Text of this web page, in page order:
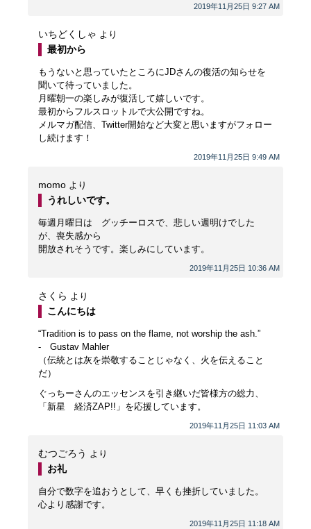
2019年11月25日 9:27 AM
いちどくしゃ より
2019年11月25日 9:49 AM
最初から
もうないと思っていたところにJDさんの復活の知らせを
聞いて待っていました。
月曜朝一の楽しみが復活して嬉しいです。
最初からフルスロットルで大公開ですね。
メルマガ配信、Twitter開始など大変と思いますがフォロー
し続けます！
momo より
2019年11月25日 10:36 AM
うれしいです。
毎週月曜日は グッチーロスで、悲しい週明けでした
が、喪失感から
開放されそうです。楽しみにしています。
さくら より
2019年11月25日 11:03 AM
こんにちは
“Tradition is to pass on the flame, not worship the ash.”
- Gustav Mahler
（伝統とは灰を崇敬することじゃなく、火を伝えること
だ）
ぐっちーさんのエッセンスを引き継いだ皆様方の総力、
「新星 経済ZAP!!」を応援しています。
むつごろう より
2019年11月25日 11:18 AM
お礼
自分で数字を追おうとして、早くも挫折していました。
心より感謝です。